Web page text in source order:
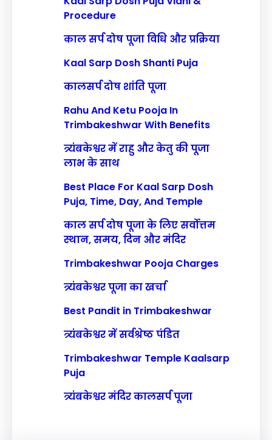
Procedure
काल सर्प दोष पूजा विधि और प्रक्रिया
Kaal Sarp Dosh Shanti Puja
कालसर्प दोष शांति पूजा
Rahu And Ketu Pooja In
Trimbakeshwar With Benefits
त्र्यंबकेश्वर में राहु और केतु की पूजा
लाभ के साथ
Best Place For Kaal Sarp Dosh
Puja, Time, Day, And Temple
काल सर्प दोष पूजा के लिए सर्वोत्तम
स्थान, समय, दिन और मंदिर
Trimbakeshwar Pooja Charges
त्र्यंबकेश्वर पूजा का खर्चा
Best Pandit in Trimbakeshwar
त्र्यंबकेश्वर में सर्वश्रेष्ठ पंडित
Trimbakeshwar Temple Kaalsarp
Puja
त्र्यंबकेश्वर मंदिर कालसर्प पूजा